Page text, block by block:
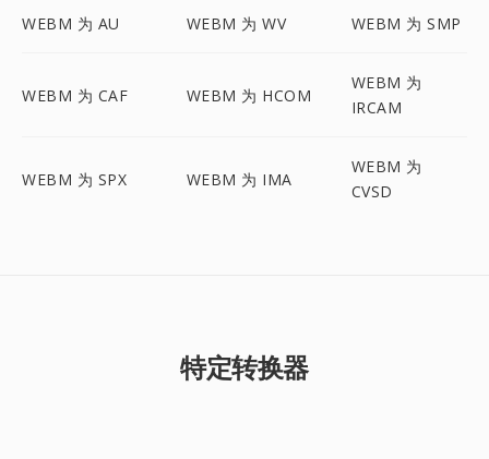
WEBM 为 AU WEBM 为 WV WEBM 为 SMP
WEBM 为 CAF WEBM 为 HCOM
WEBM 为
IRCAM
WEBM 为 SPX WEBM 为 IMA
WEBM 为
CVSD
特定转换器